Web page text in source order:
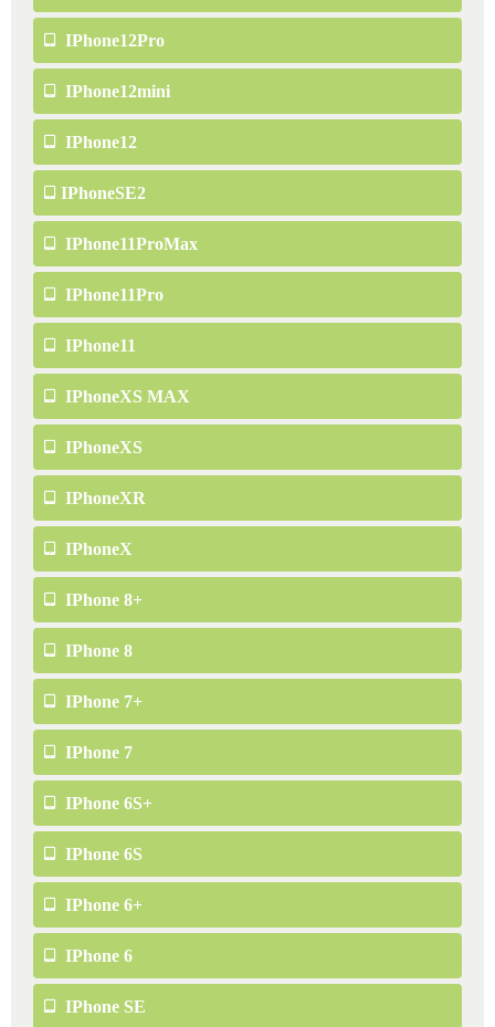
IPhone12Pro
IPhone12mini
IPhone12
IPhoneSE2
IPhone11ProMax
IPhone11Pro
IPhone11
IPhoneXS MAX
IPhoneXS
IPhoneXR
IPhoneX
IPhone 8+
IPhone 8
IPhone 7+
IPhone 7
IPhone 6S+
IPhone 6S
IPhone 6+
IPhone 6
IPhone SE